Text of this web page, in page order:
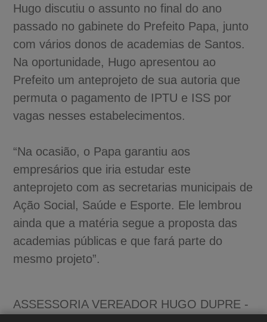
Hugo discutiu o assunto no final do ano
passado no gabinete do Prefeito Papa, junto
com vários donos de academias de Santos.
Na oportunidade, Hugo apresentou ao
Prefeito um anteprojeto de sua autoria que
permuta o pagamento de IPTU e ISS por
vagas nesses estabelecimentos.
“Na ocasião, o Papa garantiu aos
empresários que iria estudar este
anteprojeto com as secretarias municipais de
Ação Social, Saúde e Esporte. Ele lembrou
ainda que a matéria segue a proposta das
academias públicas e que fará parte do
mesmo projeto”.
ASSESSORIA VEREADOR HUGO DUPRE -